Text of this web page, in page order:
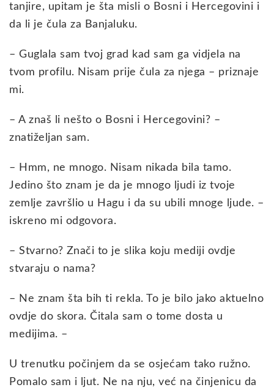
tanjire, upitam je šta misli o Bosni i Hercegovini i
da li je čula za Banjaluku.
– Guglala sam tvoj grad kad sam ga vidjela na
tvom profilu. Nisam prije čula za njega – priznaje
mi.
– A znaš li nešto o Bosni i Hercegovini? –
znatiželjan sam.
– Hmm, ne mnogo. Nisam nikada bila tamo.
Jedino što znam je da je mnogo ljudi iz tvoje
zemlje završlio u Hagu i da su ubili mnoge ljude. –
iskreno mi odgovora.
– Stvarno? Znači to je slika koju mediji ovdje
stvaraju o nama?
– Ne znam šta bih ti rekla. To je bilo jako aktuelno
ovdje do skora. Čitala sam o tome dosta u
medijima. –
U trenutku počinjem da se osjećam tako ružno.
Pomalo sam i ljut. Ne na nju, već na činjenicu da